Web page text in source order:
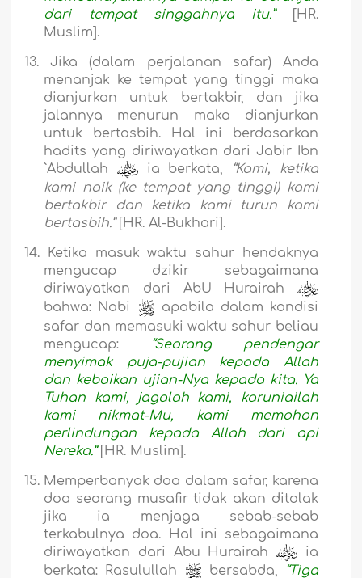
dari tempat singgahnya itu.”[HR.
Muslim].
13.
Jika (dalam perjalanan safar) Anda
menanjak ke tempat yang tinggi maka
dianjurkan untuk bertakbir, dan jika
jalannya menurun maka dianjurkan
untuk bertasbih. Hal ini berdasarkan
hadits yang diriwayatkan dari Jabir Ibn
`Abdullah
ia berkata,
“Kami, ketika
kami naik (ke tempat yang tinggi) kami
bertakbir dan ketika kami turun kami
bertasbih.”[HR. Al-Bukhari].
14.
Ketika masuk waktu sahur hendaknya
mengucap dzikir sebagaimana
diriwayatkan dari AbU Hurairah
bahwa: Nabi
apabila dalam kondisi
safar dan memasuki waktu sahur beliau
mengucap:
“Seorang pendengar
menyimak puja-pujian kepada Allah
dan kebaikan ujian-Nya kepada kita. Ya
Tuhan kami, jagalah kami, karuniailah
kami nikmat-Mu, kami memohon
perlindungan kepada Allah dari api
Nereka.”[HR. Muslim].
15. Memperbanyak doa dalam safar, karena
doa seorang musafir tidak akan ditolak
jika ia menjaga sebab-sebab
terkabulnya doa. Hal ini sebagaimana
diriwayatkan dari Abu Hurairah
ia
berkata: Rasulullah
bersabda,
“Tiga